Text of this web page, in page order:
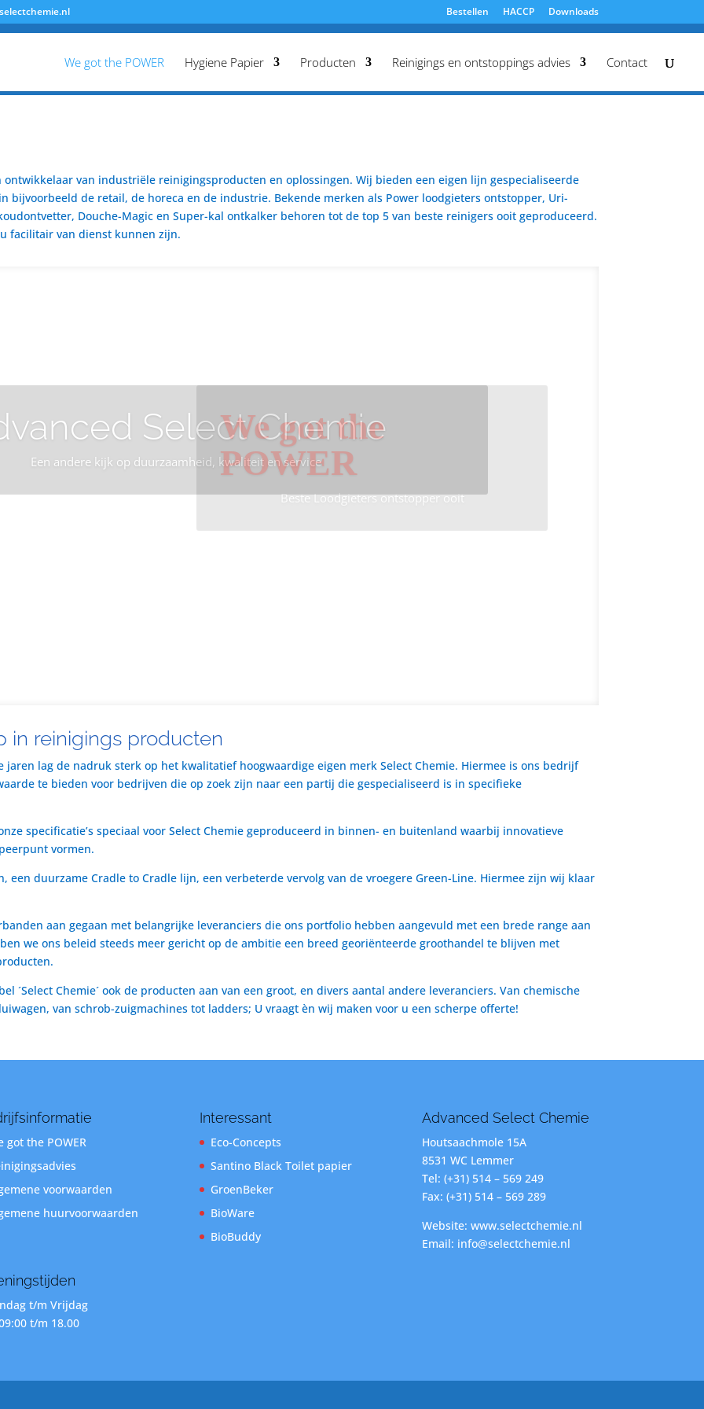
Bestellen HACCP Downloads
We got the POWER Hygiene Papier Producten Reinigings en ontstoppings advies Contact
ontwikkelaar van industriële reinigingsproducten en oplossingen. Wij bieden een eigen lijn gespecialiseerde
bijvoorbeeld de retail, de horeca en de industrie. Bekende merken als Power loodgieters ontstopper, Uri-
Douche-Magic en Super-kal ontkalker behoren tot de top 5 van beste reinigers ooit geproduceerd.
facilitair van dienst kunnen zijn.
Select Chemie
Een andere kijk op duurzaamheid, kwaliteit en service
We got the
POWER
Beste Loodgieters ontstopper ooit
in reinigings producten
jaren lag de nadruk sterk op het kwalitatief hoogwaardige eigen merk Select Chemie. Hiermee is ons bedrijf
te bieden voor bedrijven die op zoek zijn naar een partij die gespecialiseerd is in specifieke
specificatie’s speciaal voor Select Chemie geproduceerd in binnen- en buitenland waarbij innovatieve
vormen.
een duurzame Cradle to Cradle lijn, een verbeterde vervolg van de vroegere Green-Line. Hiermee zijn wij klaar
aan gegaan met belangrijke leveranciers die ons portfolio hebben aangevuld met een brede range aan
we ons beleid steeds meer gericht op de ambitie een breed georiënteerde groothandel te blijven met
´Select Chemie´ ook de producten aan van een groot, en divers aantal andere leveranciers. Van chemische
van schrob-zuigmachines tot ladders; U vraagt èn wij maken voor u een scherpe offerte!
got the POWER
voorwaarden
huurvoorwaarden
t/m Vrijdag
t/m 18.00
Interessant
Eco-Concepts
Santino Black Toilet papier
GroenBeker
BioWare
BioBuddy
Advanced Select Chemie
Houtsaachmole 15A
8531 WC Lemmer
Tel: (+31) 514 – 569 249
Fax: (+31) 514 – 569 289
Website: www.selectchemie.nl
Email: info@selectchemie.nl